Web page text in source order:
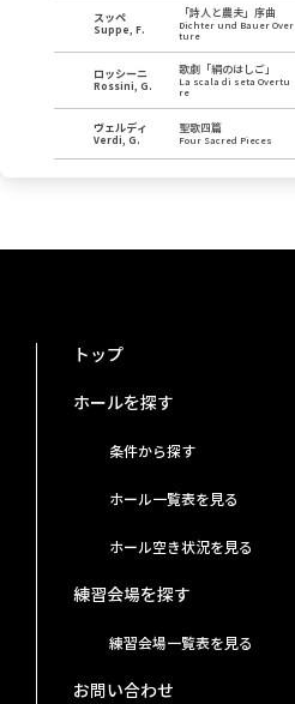
スッペ
Suppe, F.
「詩人と農夫」序曲
Dichter und Bauer Over
ture
ロッシーニ
Rossini, G.
歌劇「絹のはしご」
La scala di seta Overtu
re
ヴェルディ
Verdi, G.
聖歌四篇
Four Sacred Pieces
トップ
ホールを探す
条件から探す
ホール一覧表を見る
ホール空き状況を見る
練習会場を探す
練習会場一覧表を見る
お問い合わせ